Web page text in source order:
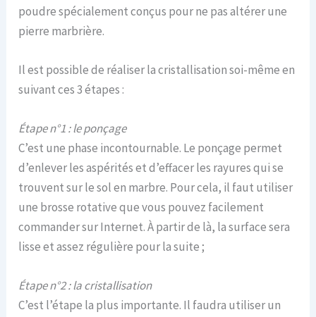
poudre spécialement conçus pour ne pas altérer une
pierre marbrière.
Il est possible de réaliser la cristallisation soi-même en
suivant ces 3 étapes :
Étape n°1 : le ponçage
C’est une phase incontournable. Le ponçage permet
d’enlever les aspérités et d’effacer les rayures qui se
trouvent sur le sol en marbre. Pour cela, il faut utiliser
une brosse rotative que vous pouvez facilement
commander sur Internet. À partir de là, la surface sera
lisse et assez régulière pour la suite ;
Étape n°2 : la cristallisation
C’est l’étape la plus importante. Il faudra utiliser un